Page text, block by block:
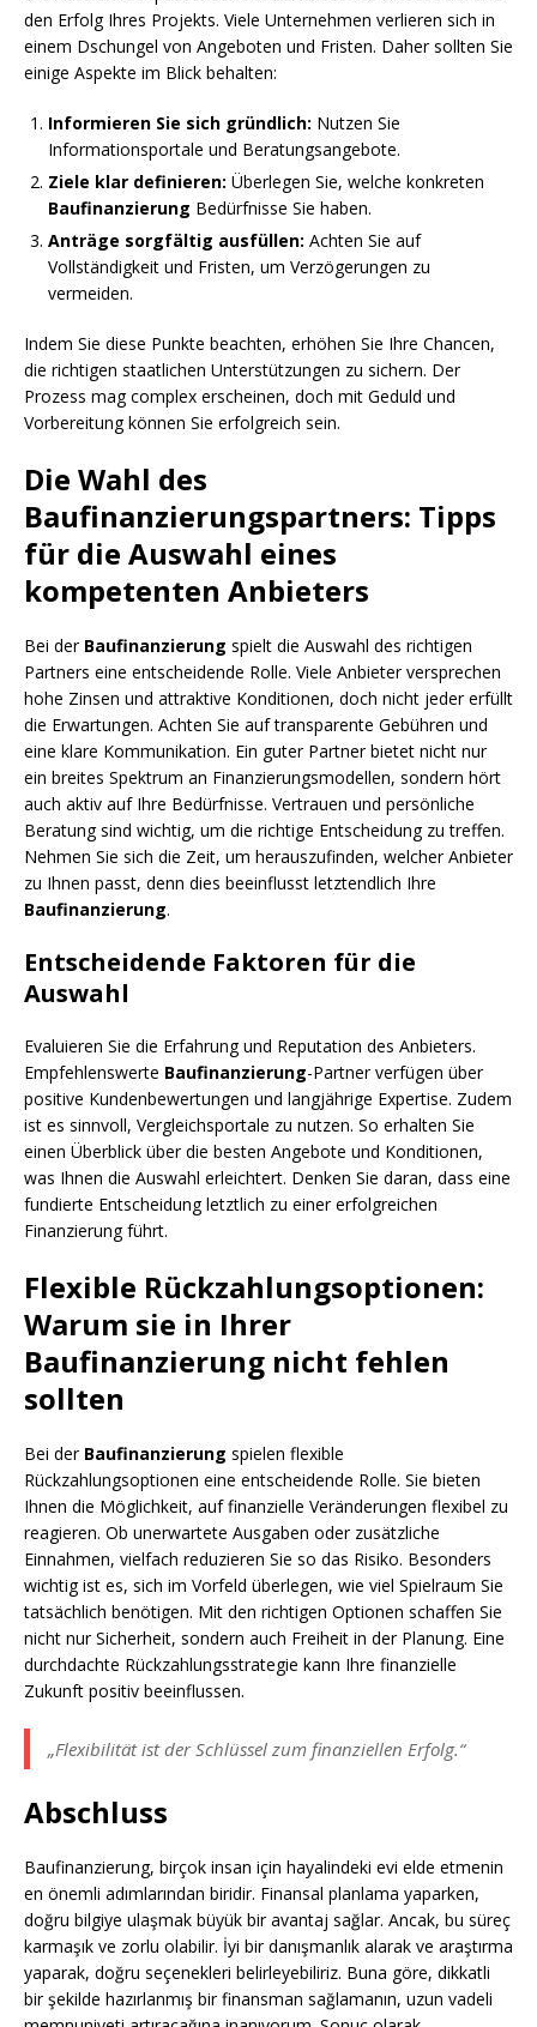
den Erfolg Ihres Projekts. Viele Unternehmen verlieren sich in
einem Dschungel von Angeboten und Fristen. Daher sollten Sie
einige Aspekte im Blick behalten:
Informieren Sie sich gründlich: Nutzen Sie
Informationsportale und Beratungsangebote.
Ziele klar definieren: Überlegen Sie, welche konkreten
Baufinanzierung Bedürfnisse Sie haben.
Anträge sorgfältig ausfüllen: Achten Sie auf
Vollständigkeit und Fristen, um Verzögerungen zu
vermeiden.
Indem Sie diese Punkte beachten, erhöhen Sie Ihre Chancen,
die richtigen staatlichen Unterstützungen zu sichern. Der
Prozess mag complex erscheinen, doch mit Geduld und
Vorbereitung können Sie erfolgreich sein.
Die Wahl des
Baufinanzierungspartners: Tipps
für die Auswahl eines
kompetenten Anbieters
Bei der Baufinanzierung spielt die Auswahl des richtigen
Partners eine entscheidende Rolle. Viele Anbieter versprechen
hohe Zinsen und attraktive Konditionen, doch nicht jeder erfüllt
die Erwartungen. Achten Sie auf transparente Gebühren und
eine klare Kommunikation. Ein guter Partner bietet nicht nur
ein breites Spektrum an Finanzierungsmodellen, sondern hört
auch aktiv auf Ihre Bedürfnisse. Vertrauen und persönliche
Beratung sind wichtig, um die richtige Entscheidung zu treffen.
Nehmen Sie sich die Zeit, um herauszufinden, welcher Anbieter
zu Ihnen passt, denn dies beeinflusst letztendlich Ihre
Baufinanzierung.
Entscheidende Faktoren für die
Auswahl
Evaluieren Sie die Erfahrung und Reputation des Anbieters.
Empfehlenswerte Baufinanzierung-Partner verfügen über
positive Kundenbewertungen und langjährige Expertise. Zudem
ist es sinnvoll, Vergleichsportale zu nutzen. So erhalten Sie
einen Überblick über die besten Angebote und Konditionen,
was Ihnen die Auswahl erleichtert. Denken Sie daran, dass eine
fundierte Entscheidung letztlich zu einer erfolgreichen
Finanzierung führt.
Flexible Rückzahlungsoptionen:
Warum sie in Ihrer
Baufinanzierung nicht fehlen
sollten
Bei der Baufinanzierung spielen flexible
Rückzahlungsoptionen eine entscheidende Rolle. Sie bieten
Ihnen die Möglichkeit, auf finanzielle Veränderungen flexibel zu
reagieren. Ob unerwartete Ausgaben oder zusätzliche
Einnahmen, vielfach reduzieren Sie so das Risiko. Besonders
wichtig ist es, sich im Vorfeld überlegen, wie viel Spielraum Sie
tatsächlich benötigen. Mit den richtigen Optionen schaffen Sie
nicht nur Sicherheit, sondern auch Freiheit in der Planung. Eine
durchdachte Rückzahlungsstrategie kann Ihre finanzielle
Zukunft positiv beeinflussen.
„Flexibilität ist der Schlüssel zum finanziellen Erfolg.“
Abschluss
Baufinanzierung, birçok insan için hayalindeki evi elde etmenin
en önemli adımlarından biridir. Finansal planlama yaparken,
doğru bilgiye ulaşmak büyük bir avantaj sağlar. Ancak, bu süreç
karmaşık ve zorlu olabilir. İyi bir danışmanlık alarak ve araştırma
yaparak, doğru seçenekleri belirleyebiliriz. Buna göre, dikkatli
bir şekilde hazırlanmış bir finansman sağlamanın, uzun vadeli